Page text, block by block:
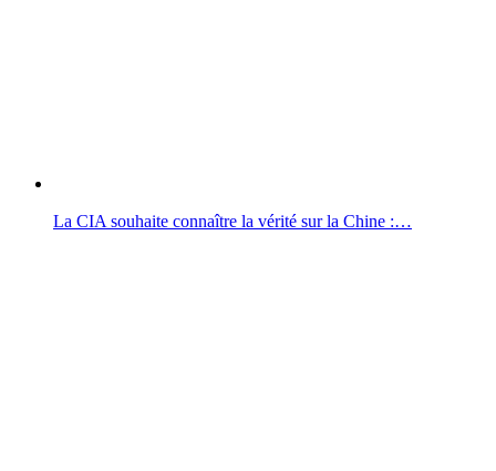
La CIA souhaite connaître la vérité sur la Chine :…